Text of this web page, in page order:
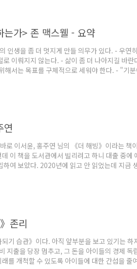
는가> 존 맥스웰 - 요약
인생을 좀 더 멋지게 만들 의무가 있다. - 우연
이뤄지지 않는다. - 삶이 좀 더 나아지길 바란
해서는 목표를 구체적으로 세워야 한다. - "기
칙: 좋아하는 것보다는 잘하는 것을 찾아야 행
연
로 이서윤, 홍주연 님의 《더 해빙》이라는 책
이 책을 도서관에서 빌리려고 하니 대출 중에
하여 보았다. 2020년에 읽고 안 읽었는데 지금
기 전에도 감사한 일을 적는 "감사노트"를 쓰면
존리
기 습관》이다. 아직 앞부분을 보고 있기는 하
지출을 당장 멈추고, 그 돈을 아이들의 경제 독
를 개척할 수 있도록 아이들에 대한 간섭을 줄